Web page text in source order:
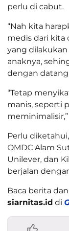
perlu di cabut.
“Nah kita
medis dari kita
yang
anaknya,
dengan
“Tetap
manis, seperti
Perlu
OMDC Alam
Unilever, dan
berjalan
Baca berita
siarnitas.id di